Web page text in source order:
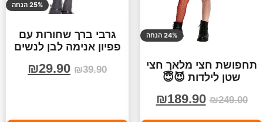
24% הנחה
תחפושת חצי מלאך חצי
שטן לילדות 😈😇
₪249.00
₪189.90
25% הנחה
גרבי ברך שחורות עם
פפיון אנימה לבן לנשים
₪39.90
₪29.90